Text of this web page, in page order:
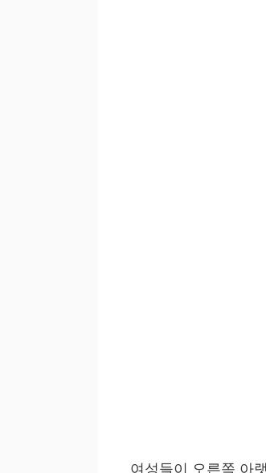
여성들이 오른쪽 아